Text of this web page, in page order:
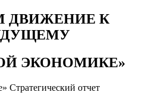
ДВИЖЕНИЕ К
ЭКОНОМИКЕ»
Стратегический отчет